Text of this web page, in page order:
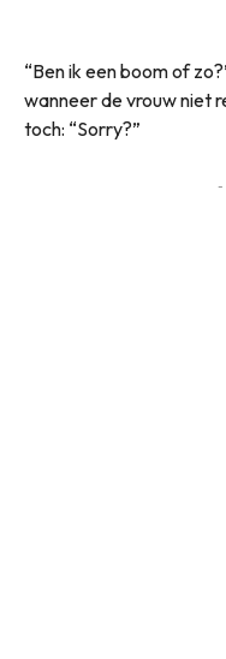
“Ben ik een boom of
wanneer de vrouw niet
toch: “Sorry?”
-